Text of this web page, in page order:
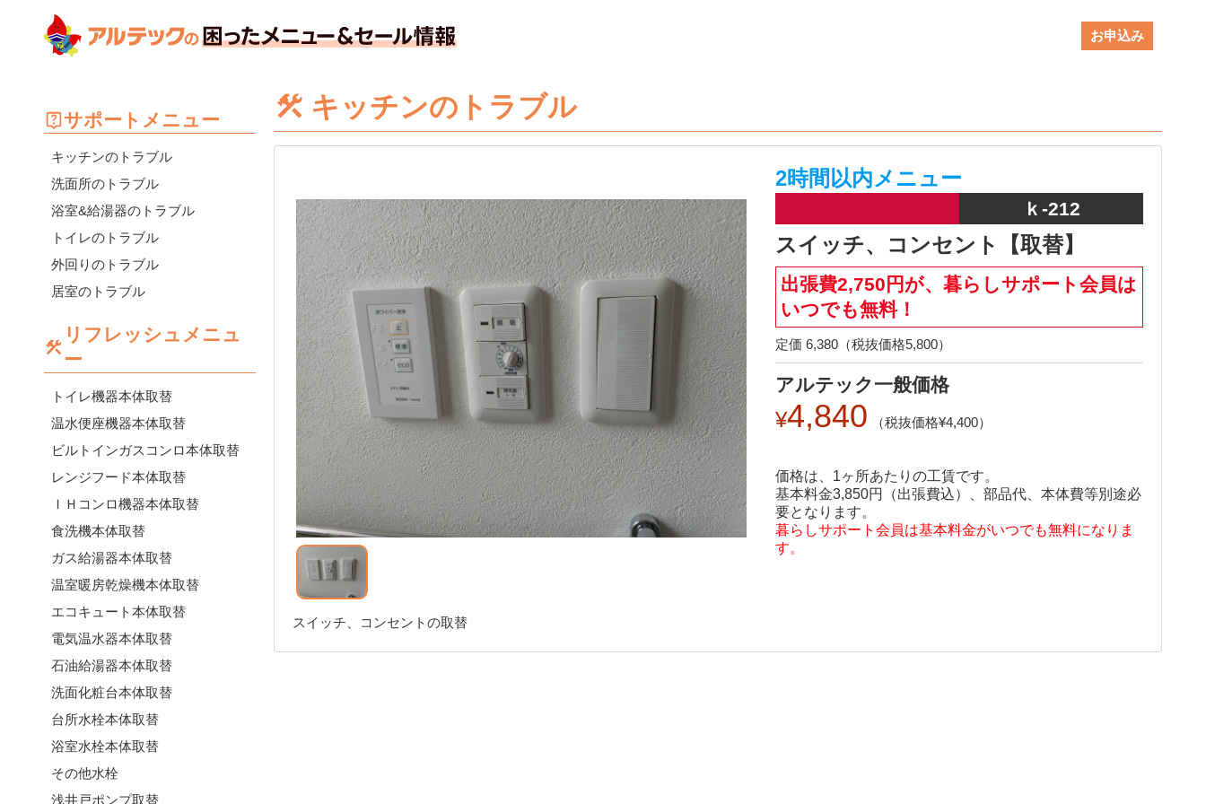
お申込み
サポートメニュー
キッチンのトラブル
洗面所のトラブル
浴室&給湯器のトラブル
トイレのトラブル
外回りのトラブル
居室のトラブル
リフレッシュメニュ
ー
トイレ機器本体取替
温水便座機器本体取替
ビルトインガスコンロ本体取替
レンジフード本体取替
ＩＨコンロ機器本体取替
食洗機本体取替
ガス給湯器本体取替
温室暖房乾燥機本体取替
エコキュート本体取替
電気温水器本体取替
石油給湯器本体取替
洗面化粧台本体取替
台所水栓本体取替
浴室水栓本体取替
その他水栓
浅井戸ポンプ取替
キッチンのトラブル
スイッチ、コンセントの取替
2時間以内メニュー
ｋ-212
スイッチ、コンセント【取替】
出張費2,750円が、暮らしサポート会員は
いつでも無料！
定価 6,380（税抜価格5,800）
アルテック一般価格
4,840 4,400
価格は、1ヶ所あたりの工賃です。
基本料金3,850円（出張費込）、部品代、本体費等別途必
要となります。
暮らしサポート会員は基本料金がいつでも無料になりま
す。